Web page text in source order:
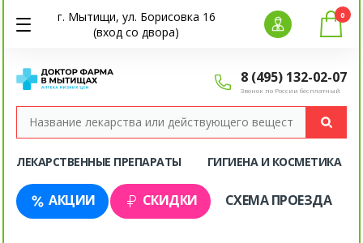
г. Мытищи, ул. Борисовка 16
(вход со двора)
8 (495) 132-02-07
Звонок по России бесплатный
0
ЛЕКАРСТВЕННЫЕ ПРЕПАРАТЫ ГИГИЕНА И КОСМЕТИКА
АКЦИИ СКИДКИ СХЕМА ПРОЕЗДА